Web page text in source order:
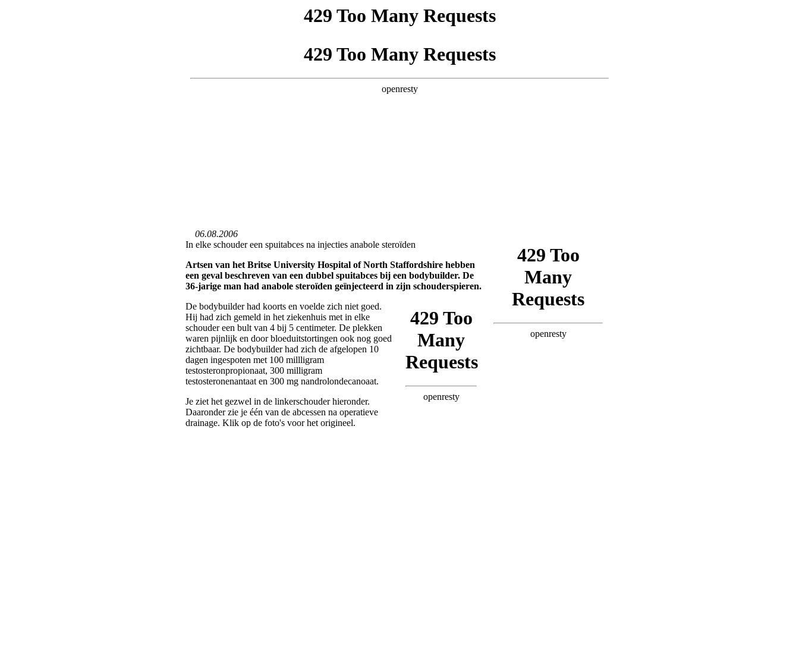
06.08.2006
In elke schouder een spuitabces na injecties anabole steroïden
Artsen van het Britse University Hospital of North Staffordshire hebben
een geval beschreven van een dubbel spuitabces bij een bodybuilder. De
36-jarige man had anabole steroïden geïnjecteerd in zijn schouderspieren.
De bodybuilder had koorts en voelde zich niet goed.
Hij had zich gemeld in het ziekenhuis met in elke
schouder een bult van 4 bij 5 centimeter. De plekken
waren pijnlijk en door bloeduitstortingen ook nog goed
zichtbaar. De bodybuilder had zich de afgelopen 10
dagen ingespoten met 100 millligram
testosteronpropionaat, 300 milligram
testosteronenantaat en 300 mg nandrolondecanoaat.
Je ziet het gezwel in de linkerschouder hieronder.
Daaronder zie je één van de abcessen na operatieve
drainage. Klik op de foto's voor het origineel.